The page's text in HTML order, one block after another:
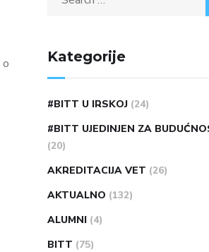
Kategorije
#BITT U IRSKOJ (24)
#BITT UJEDINJEN ZA
(20)
AKREDITACIJA VET (26)
AKTUALNO (132)
ALUMNI (4)
BITT (75)